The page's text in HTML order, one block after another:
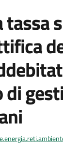
tassa